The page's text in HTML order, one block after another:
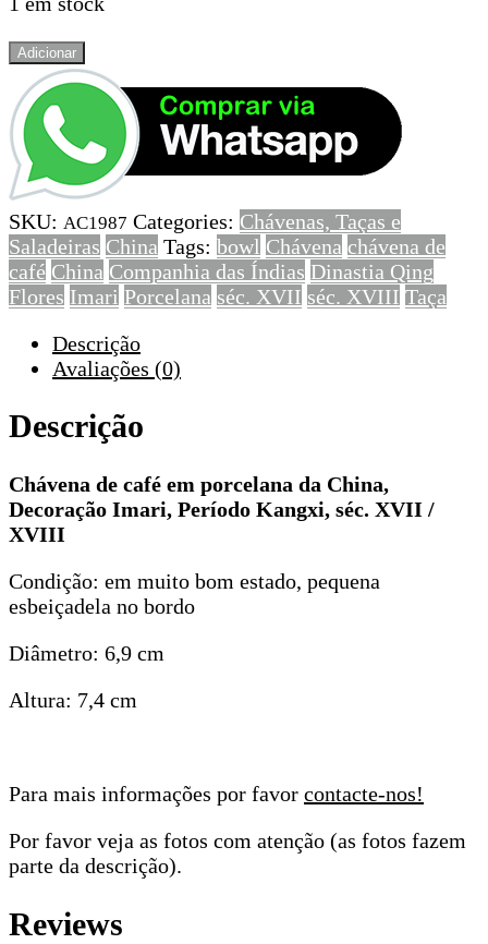
Quantidade
Chávena
de
café
em
porcelana
da
China,
Decoração
Imari,
Kangxi,
séc.
/
Adicionar
SKU: AC1987 Categories: Chávenas, Taças e
Saladeiras China Tags: bowl Chávena chávena de
café China Companhia das Índias Dinastia Qing
Flores Imari Porcelana séc. XVII séc. XVIII Taça
Descrição
Avaliações (0)
Descrição
Chávena de café em porcelana da China,
Decoração Imari, Período Kangxi, séc. XVII /
XVIII
Condição: em muito bom estado, pequena
esbeiçadela no bordo
Diâmetro: 6,9 cm
Altura: 7,4 cm
Para mais informações por favor contacte-nos!
Por favor veja as fotos com atenção (as fotos fazem
parte da descrição).
Reviews